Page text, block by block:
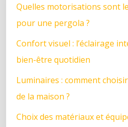
Quelles motorisations sont
pour une pergola ?
Confort visuel : l’éclairage
bien-être quotidien
Luminaires : comment
de la maison ?
Choix des matériaux et